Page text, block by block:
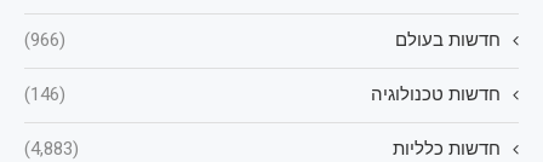
חדשות בעולם (966)
חדשות טכנולוגיה (146)
חדשות כלליות (4,883)